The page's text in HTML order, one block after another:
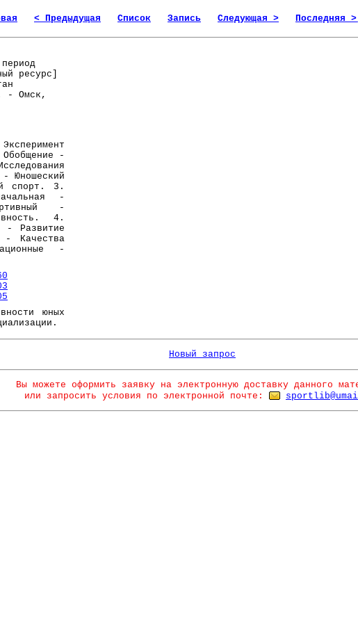
< Предыдущая Список Запись Следующая > Последняя >|
ресурс]
- Омск,
-
Юношеский
спорт. 3.
-
-
4.
- Развитие
- Качества
-
юных
Новый запрос
Вы можете оформить заявку на электронную доставку данного
или запросить условия по электронной почте: